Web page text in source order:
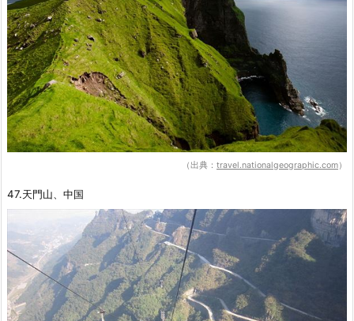
（出典： travel.nationalgeographic.com）
47.天門山、中国